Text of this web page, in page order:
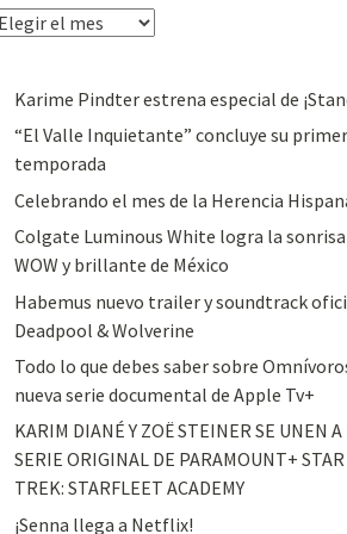
Karime Pindter estrena especial de
“El Valle Inquietante” concluye su
temporada
Celebrando el mes de la Herencia
Colgate Luminous White logra la
WOW y brillante de México
Habemus nuevo trailer y soundtrack
Deadpool & Wolverine
Todo lo que debes saber sobre
nueva serie documental de Apple Tv+
KARIM DIANÉ Y ZOË STEINER SE UNEN A
SERIE ORIGINAL DE PARAMOUNT+ STAR
TREK: STARFLEET ACADEMY
¡Senna llega a Netflix!